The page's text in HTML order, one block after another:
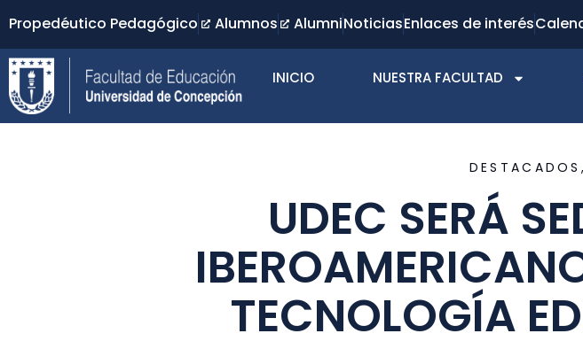
Propedéutico Pedagógico Alumnos AlumniNoticiasEnlaces de interés
INICIO NUESTRA FACULTAD
DESTACADOS
UDEC SERÁ
TECNOLOGÍA